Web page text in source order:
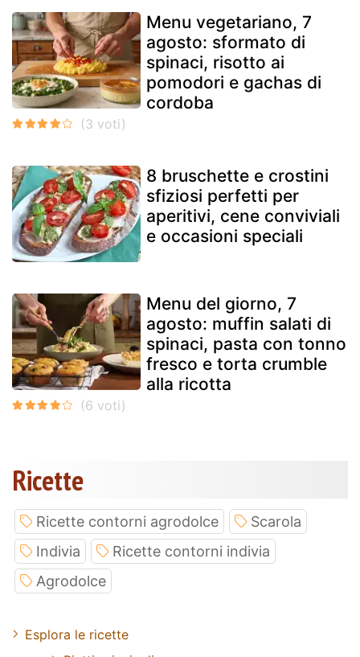
Menu vegetariano, 7
agosto: sformato di
spinaci, risotto ai
pomodori e gachas di
cordoba
8 bruschette e crostini
sfiziosi perfetti per
aperitivi, cene conviviali
e occasioni speciali
Menu del giorno, 7
agosto: muffin salati di
spinaci, pasta con tonno
fresco e torta crumble
alla ricotta
Ricette
Ricette contorni agrodolce
Scarola
Indivia
Ricette contorni indivia
Agrodolce
Esplora le ricette